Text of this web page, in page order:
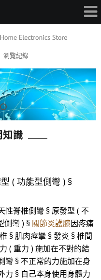
瀏覽紀錄
知識
( 功能型側彎 ) §
性脊椎側彎 § 原發型 ( 不
側彎 ) § 關節炎護膝因疼痛
§ 肌肉痙攣 § 發炎 § 椎間
( 重力 ) 施加在不對的結
彎 § 不正常的力施加在身
力 § 自己本身使用身體力